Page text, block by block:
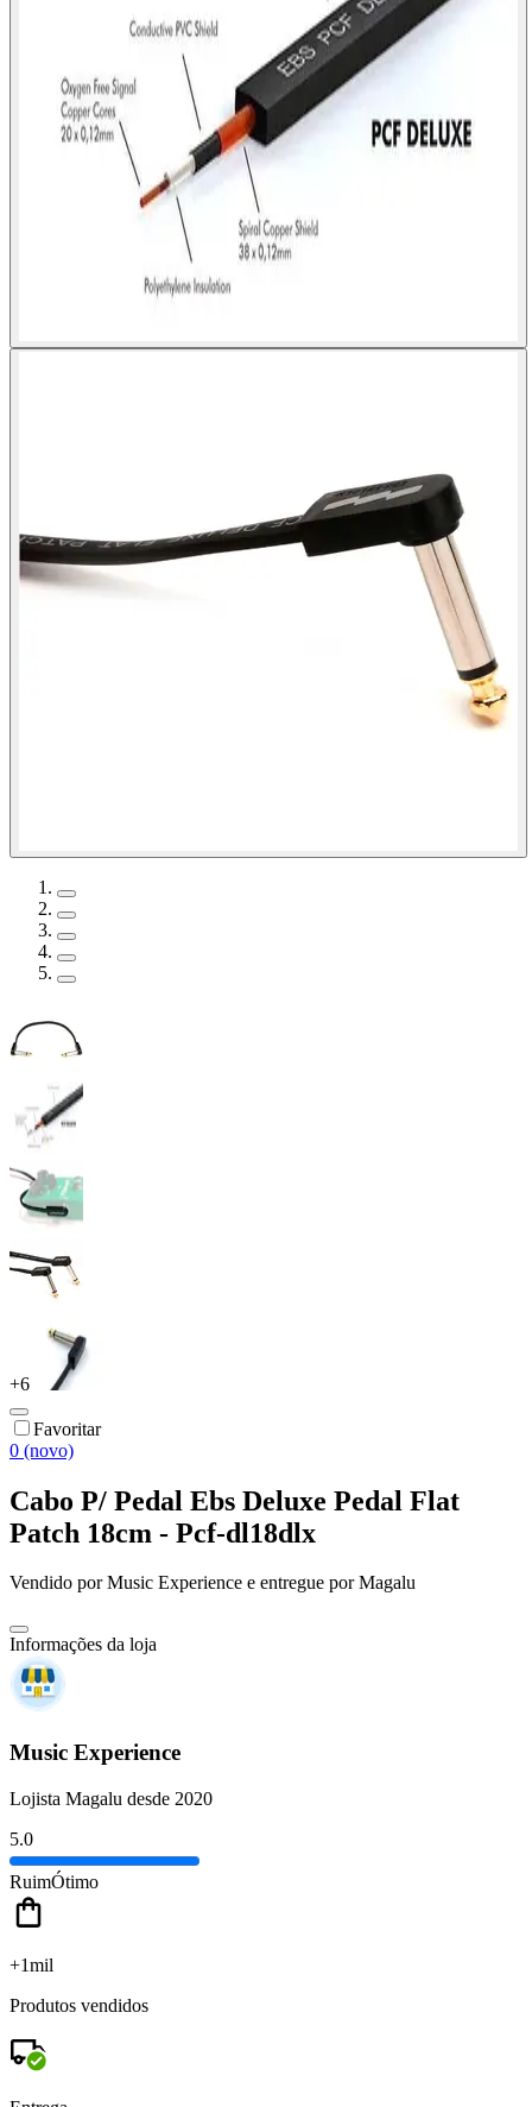
+6
Favoritar
0 (novo)
Cabo P/ Pedal Ebs Deluxe Pedal Flat
Patch 18cm - Pcf-dl18dlx
Vendido porMusic Experience e entregue por Magalu
Informações da loja
Music Experience
Lojista Magalu desde 2020
5.0
RuimÓtimo
+1mil
Produtos vendidos